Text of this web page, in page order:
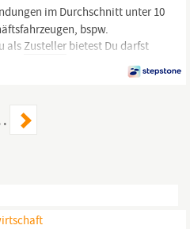
im Durchschnitt unter 10
bspw.
als Zusteller bietest Du darfst
Deutsch unterhalten Du bist
Du bist zuverlässig und